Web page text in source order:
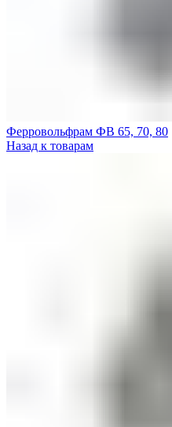
Ферровольфрам ФВ 65, 70, 80
Назад к товарам